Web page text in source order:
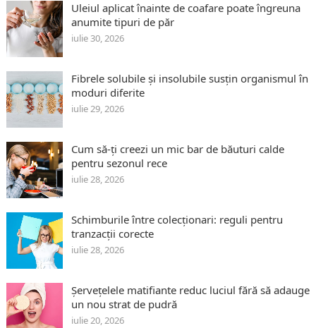
Uleiul aplicat înainte de coafare poate îngreuna
anumite tipuri de păr
iulie 30, 2026
Fibrele solubile și insolubile susțin organismul în
moduri diferite
iulie 29, 2026
Cum să-ți creezi un mic bar de băuturi calde
pentru sezonul rece
iulie 28, 2026
Schimburile între colecționari: reguli pentru
tranzacții corecte
iulie 28, 2026
Șervețelele matifiante reduc luciul fără să adauge
un nou strat de pudră
iulie 20, 2026